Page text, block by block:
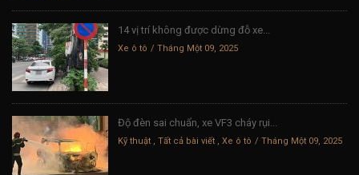
14 vị trí không được dừng đỗ xe...
Xe ô tô Tháng Một 09, 2025
Độ đèn sai chuẩn, xe VF3 cháy rụi...
Kỹ thuật , Tất cả bài viết , Xe ô tô Tháng Một 09, 2025